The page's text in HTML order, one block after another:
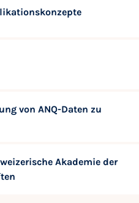
von ANQ-Daten zu
Akademie der